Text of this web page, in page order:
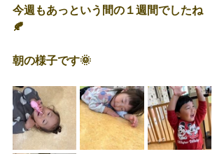
今週もあっという間の１週間でしたね
🍂
朝の様子です🌞